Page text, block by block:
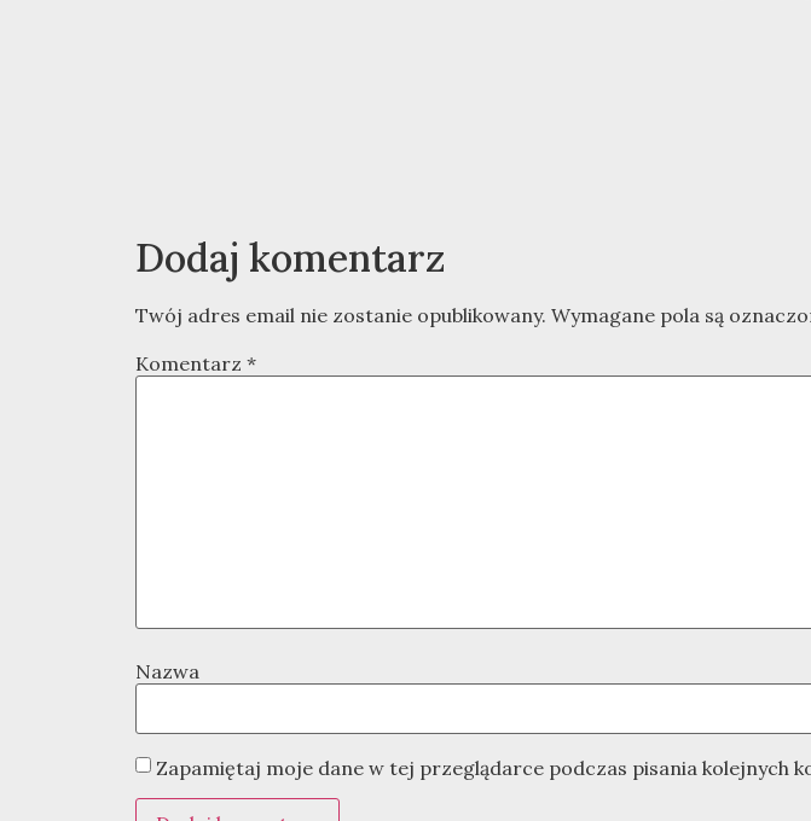
Dodaj komentarz
Twój adres email nie zostanie opublikowany. Wymagane pola są
Komentarz *
Nazwa
Zapamiętaj moje dane w tej przeglądarce podczas pisania kolejnych